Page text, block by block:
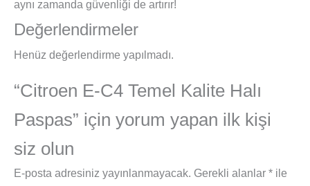
aynı zamanda güvenliği de artırır!
Değerlendirmeler
Henüz değerlendirme yapılmadı.
“Citroen E-C4 Temel Kalite Halı
Paspas” için yorum yapan ilk kişi
siz olun
E-posta adresiniz yayınlanmayacak. Gerekli alanlar * ile